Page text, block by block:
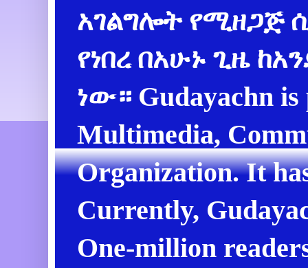
አገልግሎት የሚዘጋጅ
የነበረ በአሁኑ ጊዜ
ነው። Gudayachn is
Multimedia,
Organization. It
Currently,
One-million